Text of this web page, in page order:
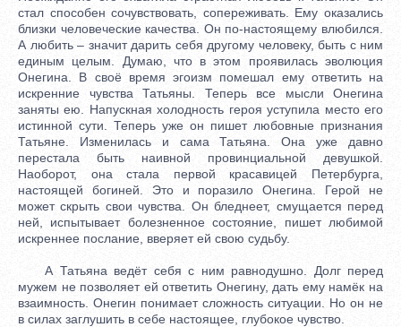
стал способен сочувствовать, сопереживать. Ему оказались
близки человеческие качества. Он по-настоящему влюбился.
А любить – значит дарить себя другому человеку, быть с ним
единым целым. Думаю, что в этом проявилась эволюция
Онегина. В своё время эгоизм помешал ему ответить на
искренние чувства Татьяны. Теперь все мысли Онегина
заняты ею. Напускная холодность героя уступила место его
истинной сути. Теперь уже он пишет любовные признания
Татьяне. Изменилась и сама Татьяна. Она уже давно
перестала быть наивной провинциальной девушкой.
Наоборот, она стала первой красавицей Петербурга,
настоящей богиней. Это и поразило Онегина. Герой не
может скрыть свои чувства. Он бледнеет, смущается перед
ней, испытывает болезненное состояние, пишет любимой
искреннее послание, вверяет ей свою судьбу.
А Татьяна ведёт себя с ним равнодушно. Долг перед
мужем не позволяет ей ответить Онегину, дать ему намёк на
взаимность. Онегин понимает сложность ситуации. Но он не
в силах заглушить в себе настоящее, глубокое чувство.